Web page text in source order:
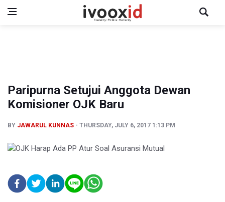
Paripurna Setujui Anggota Dewan
Komisioner OJK Baru
BY JAWARUL KUNNAS THURSDAY, JULY 6, 2017 1:13 PM